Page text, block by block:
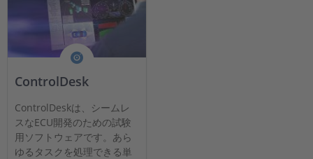
ControlDesk
ControlDeskは、シームレ
スなECU開発のための試験
用ソフトウェアです。あら
ゆるタスクを処理できる単